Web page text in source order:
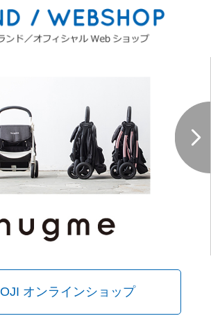
オンラインショップ